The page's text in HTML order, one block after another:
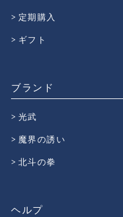
定期購入
ギフト
ブランド
光武
魔界の誘い
北斗の拳
ヘルプ